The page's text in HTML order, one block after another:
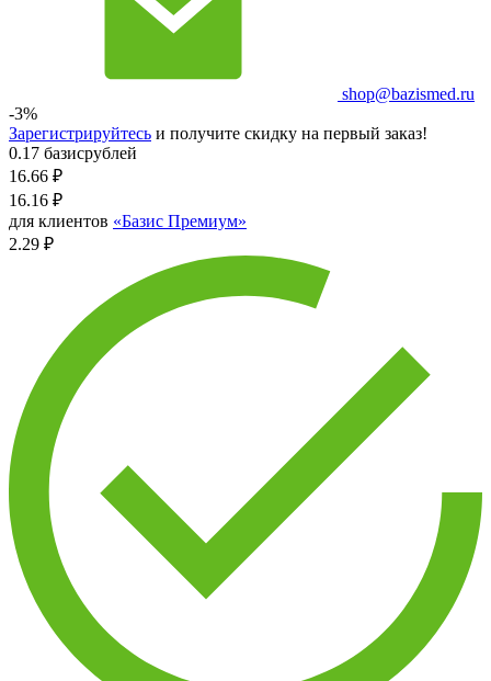
shop@bazismed.ru
-3%
Зарегистрируйтесь и получите скидку на первый заказ!
0.17 базисрублей
16.66 ₽
16.16 ₽
для клиентов «Базис Премиум»
2.29 ₽